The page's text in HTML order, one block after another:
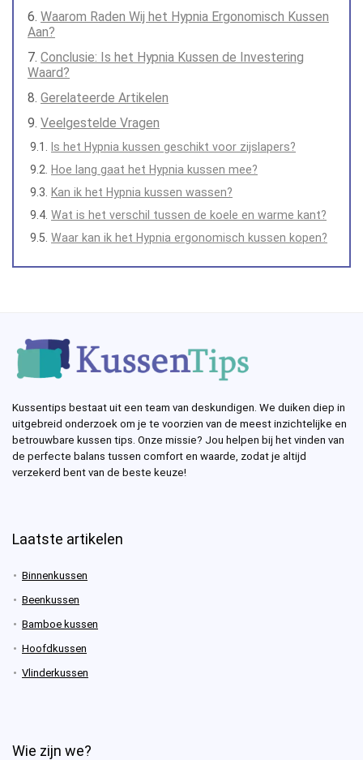
Waarom Raden Wij het Hypnia Ergonomisch Kussen
Aan?
Conclusie: Is het Hypnia Kussen de Investering
Waard?
Gerelateerde Artikelen
Veelgestelde Vragen
Is het Hypnia kussen geschikt voor zijslapers?
Hoe lang gaat het Hypnia kussen mee?
Kan ik het Hypnia kussen wassen?
Wat is het verschil tussen de koele en warme kant?
Waar kan ik het Hypnia ergonomisch kussen kopen?
Kussentips bestaat uit een team van deskundigen. We duiken diep in
uitgebreid onderzoek om je te voorzien van de meest inzichtelijke en
betrouwbare kussen tips. Onze missie? Jou helpen bij het vinden van
de perfecte balans tussen comfort en waarde, zodat je altijd
verzekerd bent van de beste keuze!
Laatste artikelen
Binnenkussen
Beenkussen
Bamboe kussen
Hoofdkussen
Vlinderkussen
Wie zijn we?